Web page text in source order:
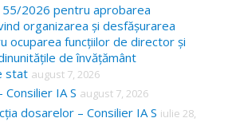
2026 pentru aprobarea
organizarea și desfășurarea
ocuparea funcțiilor de director și
de învățământ
stat august 7, 2026
IA S august 7, 2026
dosarelor – Consilier IA S iulie 28,